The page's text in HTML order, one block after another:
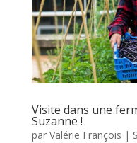
Visite dans une
Suzanne !
par Valérie François |